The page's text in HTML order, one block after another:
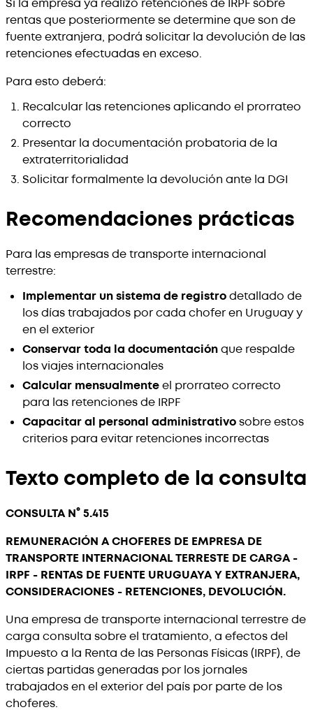
Si la empresa ya realizó retenciones de IRPF sobre
rentas que posteriormente se determine que son de
fuente extranjera, podrá solicitar la devolución de las
retenciones efectuadas en exceso.
Para esto deberá:
Recalcular las retenciones aplicando el prorrateo
correcto
Presentar la documentación probatoria de la
extraterritorialidad
Solicitar formalmente la devolución ante la DGI
Recomendaciones prácticas
Para las empresas de transporte internacional
terrestre:
Implementar un sistema de registrodetallado de
los días trabajados por cada chofer en Uruguay y
en el exterior
Conservar toda la documentaciónque respalde
los viajes internacionales
Calcular mensualmenteel prorrateo correcto
para las retenciones de IRPF
Capacitar al personal administrativosobre estos
criterios para evitar retenciones incorrectas
Texto completo de la consulta
CONSULTA N° 5.415
REMUNERACIÓN A CHOFERES DE EMPRESA DE
TRANSPORTE INTERNACIONAL TERRESTE DE CARGA -
IRPF - RENTAS DE FUENTE URUGUAYA Y EXTRANJERA,
CONSIDERACIONES - RETENCIONES, DEVOLUCIÓN.
Una empresa de transporte internacional terrestre de
carga consulta sobre el tratamiento, a efectos del
Impuesto a la Renta de las Personas Físicas (IRPF), de
ciertas partidas generadas por los jornales
trabajados en el exterior del país por parte de los
choferes.